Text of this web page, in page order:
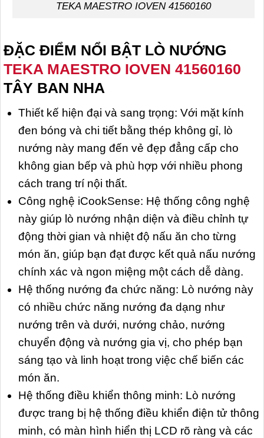
TEKA MAESTRO IOVEN 41560160
ĐẶC ĐIỂM NỔI BẬT LÒ NƯỚNG
TEKA MAESTRO IOVEN 41560160
TÂY BAN NHA
Thiết kế hiện đại và sang trọng: Với mặt kính
đen bóng và chi tiết bằng thép không gỉ, lò
nướng này mang đến vẻ đẹp đẳng cấp cho
không gian bếp và phù hợp với nhiều phong
cách trang trí nội thất.
Công nghệ iCookSense: Hệ thống công nghệ
này giúp lò nướng nhận diện và điều chỉnh tự
động thời gian và nhiệt độ nấu ăn cho từng
món ăn, giúp bạn đạt được kết quả nấu nướng
chính xác và ngon miệng một cách dễ dàng.
Hệ thống nướng đa chức năng: Lò nướng này
có nhiều chức năng nướng đa dạng như
nướng trên và dưới, nướng chảo, nướng
chuyển động và nướng gia vị, cho phép bạn
sáng tạo và linh hoạt trong việc chế biến các
món ăn.
Hệ thống điều khiển thông minh: Lò nướng
được trang bị hệ thống điều khiển điện tử thông
minh, có màn hình hiển thị LCD rõ ràng và các